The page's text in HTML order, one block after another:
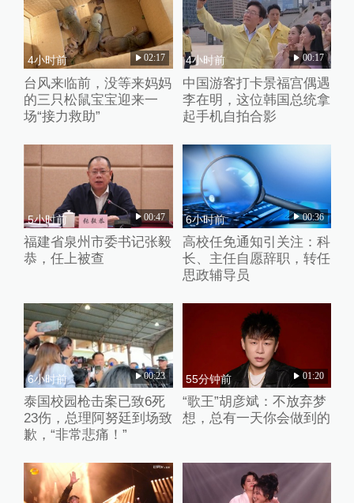
4小时前 02:17
台风来临前，没等来妈妈
的三只松鼠宝宝迎来一
场“接力救助”
4小时前 00:17
中国游客打卡景福宫偶遇
李在明，这位韩国总统拿
起手机自拍合影
5小时前 00:47
福建省泉州市委书记张毅
恭，任上被查
6小时前 00:36
高校任免通知引关注：科
长、主任自愿辞职，转任
思政辅导员
6小时前 00:23
泰国校园枪击案已致6死
23伤，总理阿努廷到场致
歉，“非常悲痛！”
55分钟前 01:20
“歌王”胡彦斌：不放弃梦
想，总有一天你会做到的